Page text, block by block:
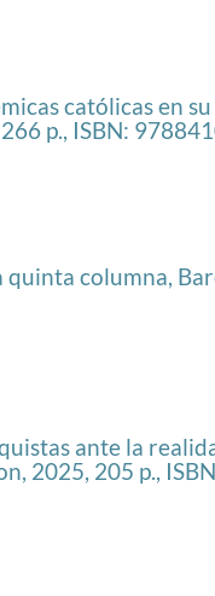
católicas en su
p., ISBN:
quinta columna,
ante la
2025, 205 p.,